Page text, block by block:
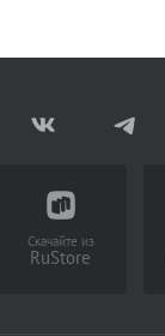
Скачайте из
RuStore